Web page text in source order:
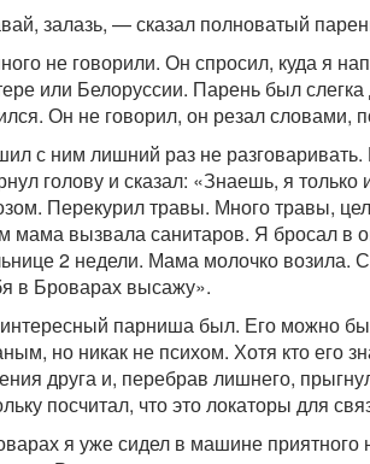
залазь, — сказал полноватый
не говорили. Он спросил, куда я
или Белоруссии. Парень был
Он не говорил, он резал словами,
с ним лишний раз не
голову и сказал: «Знаешь, я
Перекурил травы. Много травы,
мама вызвала санитаров. Я бросал в
2 недели. Мама молочко возила.
в Броварах высажу».
парниша был. Его можно
но никак не психом. Хотя кто его
друга и, перебрав лишнего,
посчитал, что это локаторы для
я уже сидел в машине приятного